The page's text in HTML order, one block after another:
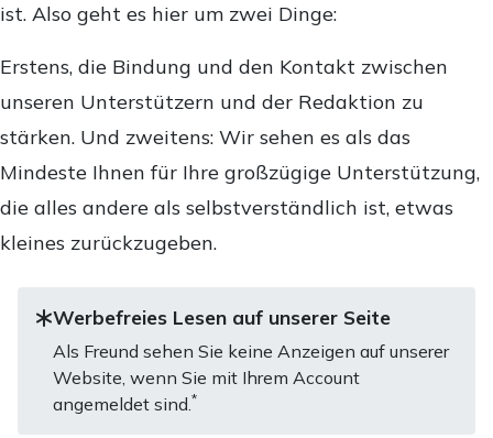
ist. Also geht es hier um zwei Dinge:
Erstens, die Bindung und den Kontakt zwischen
unseren Unterstützern und der Redaktion zu
stärken. Und zweitens: Wir sehen es als das
Mindeste Ihnen für Ihre großzügige Unterstützung,
die alles andere als selbstverständlich ist, etwas
kleines zurückzugeben.
Werbefreies Lesen auf unserer Seite
Als Freund sehen Sie keine Anzeigen auf unserer
Website, wenn Sie mit Ihrem Account
angemeldet sind.*